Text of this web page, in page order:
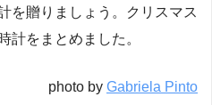
を贈りましょう。クリスマス
計をまとめました。
photo by Gabriela Pinto